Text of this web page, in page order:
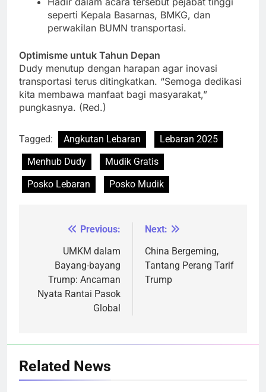
seperti Kepala Basarnas, BMKG, dan
perwakilan BUMN transportasi.
Optimisme untuk Tahun Depan
Dudy menutup dengan harapan agar inovasi
transportasi terus ditingkatkan. “Semoga dedikasi
kita membawa manfaat bagi masyarakat,”
pungkasnya. (Red.)
Tagged: Angkutan Lebaran
Lebaran 2025
Menhub Dudy
Mudik Gratis
Posko Lebaran
Posko Mudik
NavigasiPrevious:
UMKM dalam
Bayang-bayang
Trump: Ancaman
Nyata Rantai Pasok
Global
Next:
China Bergeming,
Tantang Perang Tarif
Trump
Related News